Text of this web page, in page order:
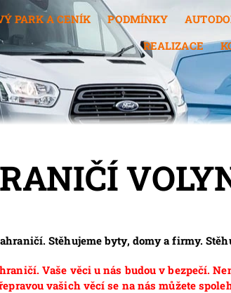
PARK A CENÍK PODMÍNKY
REALIZACE
Stěhujeme byty, domy a firmy.
Vaše věci u nás budou v bezpečí.
vašich věcí se na nás můžete